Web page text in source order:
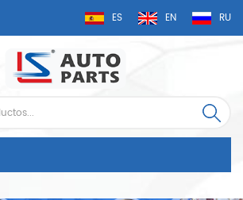
ES EN RU